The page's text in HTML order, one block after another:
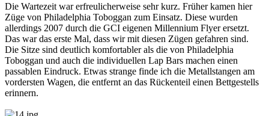
Die Wartezeit war erfreulicherweise sehr kurz. Früher kamen hier
Züge von Philadelphia Toboggan zum Einsatz. Diese wurden
allerdings 2007 durch die GCI eigenen Millennium Flyer ersetzt.
Das war das erste Mal, dass wir mit diesen Zügen gefahren sind.
Die Sitze sind deutlich komfortabler als die von Philadelphia
Toboggan und auch die individuellen Lap Bars machen einen
passablen Eindruck. Etwas strange finde ich die Metallstangen am
vordersten Wagen, die entfernt an das Rückenteil einen Bettgestells
erinnern.